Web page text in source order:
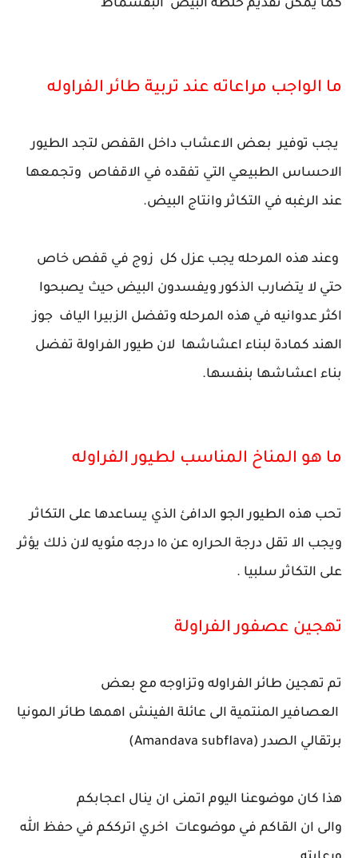
كما يمكن تقديم خلطة البيض البقسماط
ما الواجب مراعاته عند تربية طائر الفراوله
يجب توفير بعض الاعشاب داخل القفص لتجد الطيور
الاحساس الطبيعي التي تفقده في الاقفاص وتجمعها
عند الرغبه في التكاثر وانتاج البيض.
وعند هذه المرحله يجب عزل كل زوج في قفص خاص
حتي لا يتضارب الذكور ويفسدون البيض حيث يصبحوا
اكثر عدوانيه في هذه المرحله وتفضل الزبيرا الياف جوز
الهند كمادة لبناء اعشاشها لان طيور الفراولة تفضل
بناء اعشاشها بنفسها.
ما هو المناخ المناسب لطيور الفراوله
تحب هذه الطيور الجو الدافئ الذي يساعدها على التكاثر
ويجب الا تقل درجة الحراره عن ١٥ درجه مئويه لان ذلك يؤثر
على التكاثر سلبيا .
تهجين عصفور الفراولة
تم تهجين طائر الفراوله وتزاوجه مع بعض
العصافير المنتمية الى عائلة الفينش اهمها طائر المونيا
برتقالي الصدر (Amandava subflava)
هذا كان موضوعنا اليوم اتمنى ان ينال اعجابكم
والى ان القاكم في موضوعات اخري اترككم في حفظ الله